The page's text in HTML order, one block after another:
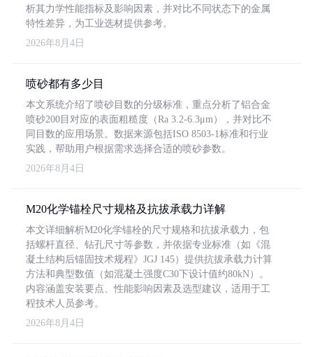
析其力学性能指标及影响因素，并对比不同状态下的金属
特性差异，为工业选材提供参考。
2026年8月4日
喷砂都有多少目
本文系统介绍了喷砂目数的分级标准，重点分析了铝合金
喷砂200目对应的表面粗糙度（Ra 3.2-6.3μm），并对比不
同目数的应用场景。数据来源包括ISO 8503-1标准和行业
实践，帮助用户根据需求选择合适的喷砂参数。
2026年8月4日
M20化学锚栓尺寸规格及抗拔承载力详解
本文详细解析M20化学锚栓的尺寸规格和抗拔承载力，包
括螺杆直径、钻孔尺寸等参数，并依据专业标准（如《混
凝土结构后锚固技术规程》JGJ 145）提供抗拔承载力计算
方法和典型数值（如混凝土强度C30下设计值约80kN）。
内容涵盖安装要点、性能影响因素及选型建议，适用于工
程技术人员参考。
2026年8月4日